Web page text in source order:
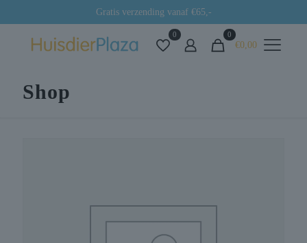
Gratis verzending vanaf €65,-
0 0
€0,00
Shop